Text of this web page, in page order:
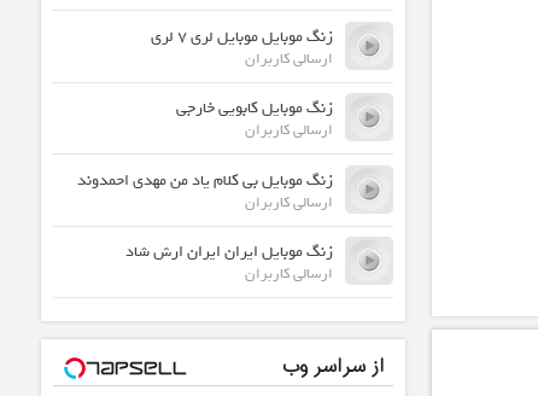
زنگ موبایل موبایل لری ۷ لری
ارسالی کاربران
زنگ موبایل کابویی خارجی
ارسالی کاربران
زنگ موبایل بی کلام یاد من مهدی احمدوند
ارسالی کاربران
زنگ موبایل ایران ایران ارش شاد
ارسالی کاربران
از سراسر وب